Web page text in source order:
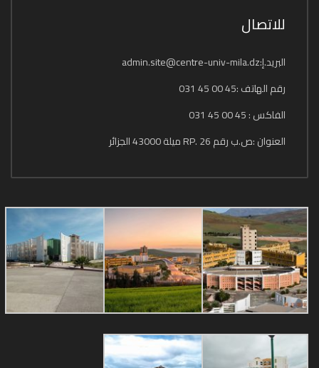
للاتصال
البريد.إ:admin.site@centre-univ-mila.dz
رقم الهاتف :45 00 45 031
الفاكس : 45 00 45 031
العنوان :ص.ب رقم 26 .RP ميلة 43000 الجزائر